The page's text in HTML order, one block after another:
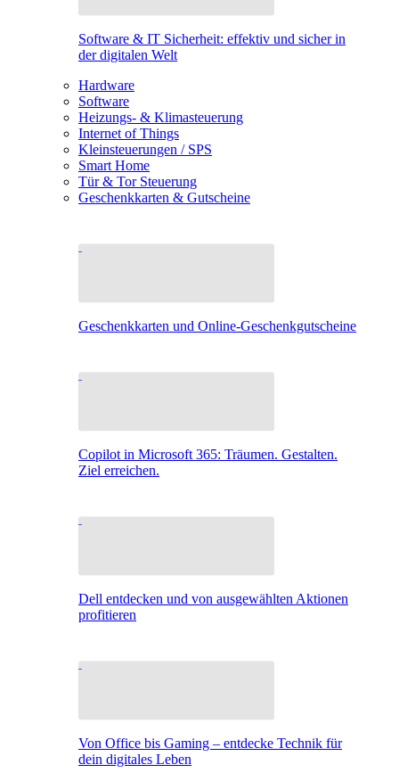
Software & IT Sicherheit: effektiv und sicher in
der digitalen Welt
Hardware
Software
Heizungs- & Klimasteuerung
Internet of Things
Kleinsteuerungen / SPS
Smart Home
Tür & Tor Steuerung
Geschenkkarten & Gutscheine
Geschenkkarten und Online-Geschenkgutscheine
Copilot in Microsoft 365: Träumen. Gestalten.
Ziel erreichen.
Dell entdecken und von ausgewählten Aktionen
profitieren
Von Office bis Gaming – entdecke Technik für
dein digitales Leben